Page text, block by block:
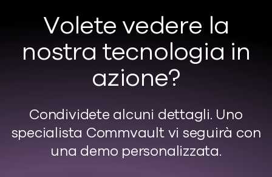
Volete vedere la
nostra tecnologia in
azione?
Condividete alcuni dettagli. Uno
specialista Commvault vi seguirà con
una demo personalizzata.